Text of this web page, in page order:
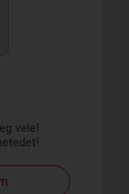
vele!